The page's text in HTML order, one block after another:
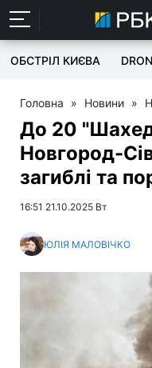
ОБСТРІЛ КИЄВА
Головна » Новини »
До 20
Новгород-
загиблі та
16:51 21.10.2025 Вт
ЮЛІЯ МАЛОВІЧКО